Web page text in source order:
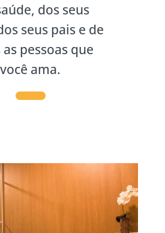
dos seus
seus pais e de
pessoas que
você ama.